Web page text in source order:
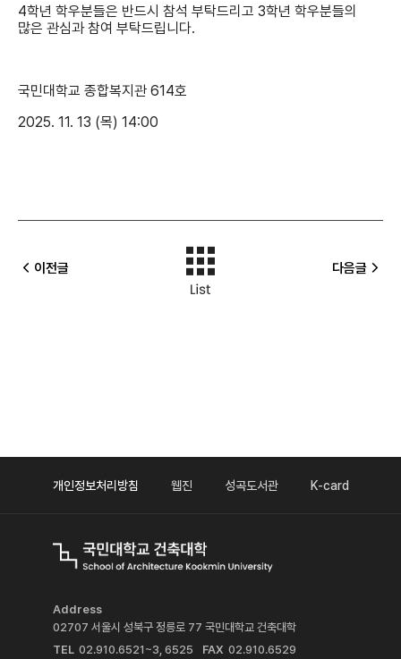
4학년 학우분들은 반드시 참석 부탁드리고 3학년 학우분들의
많은 관심과 참여 부탁드립니다.
국민대학교 종합복지관 614호
2025. 11. 13 (목) 14:00
이전글 다음글
개인정보처리방침 웹진 성곡도서관 K-card
Address
02707 서울시 성북구 정릉로 77 국민대학교 건축대학
TEL 02.910.6521~3, 6525 FAX 02.910.6529